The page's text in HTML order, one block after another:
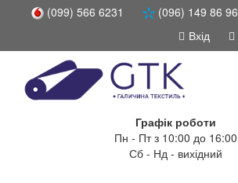
(099) 566 6231
(096) 149 86 96
Вхід
Графік роботи
Пн - Пт з 10:00 до 16:00
Сб - Нд - вихідний